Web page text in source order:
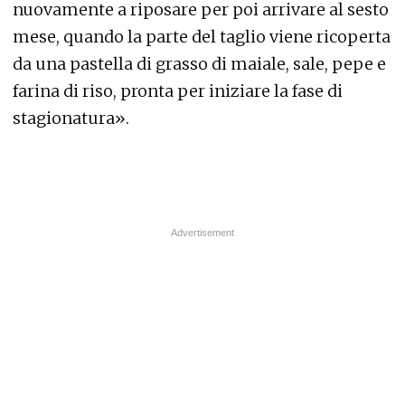
nuovamente a riposare per poi arrivare al sesto
mese, quando la parte del taglio viene ricoperta
da una pastella di grasso di maiale, sale, pepe e
farina di riso, pronta per iniziare la fase di
stagionatura».